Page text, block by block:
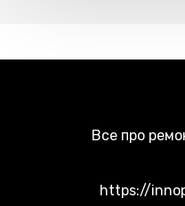
Все про
https://